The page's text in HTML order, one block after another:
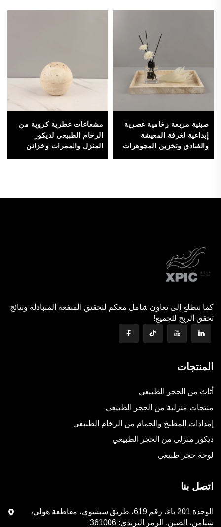
صينية مربعة رخامية عصرية
إبداعية لغرفة المعيشة
والفنادق وتخزين المجوهرات
مشعاعات عطرية كروية من
الرخام الطبيعي لديكور
المنزل والممرات وخزائن
كما نتطلع إلى تعاون شامل معكم لتحقيق المنفعة المتبادلة ونتائج
تحقق الربح للجميع!
المنتجات
أثاث من الحجر الطبيعي
منتجات منزلية من الحجر الطبيعي
إمدادات المطبخ والحمام من الرخام الطبيعي
ديكور منزلي من الحجر الطبيعي
لوحة حجر طبيعي
اتصل بنا
الوحدة 201 باء، رقم 619، طريق سيشوي، مقاطعة هولي،
شيامن، الصين. الرمز البريدي: 361006